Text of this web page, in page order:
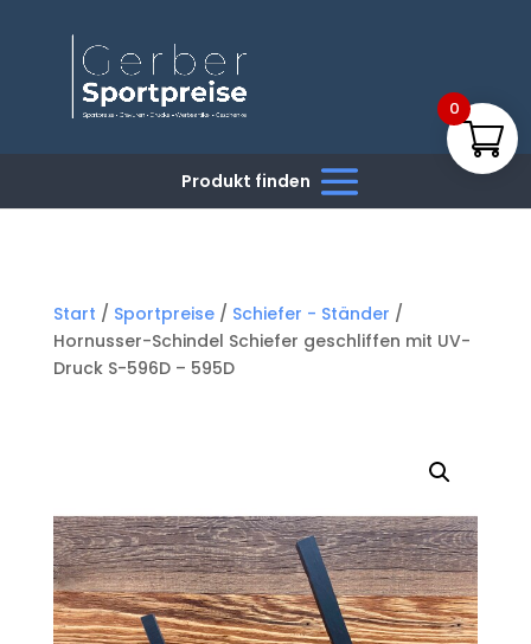
Start / Sportpreise/ Schiefer - Ständer /
Hornusser-Schindel Schiefer geschliffen mit UV-
Druck S-596D – 595D
0